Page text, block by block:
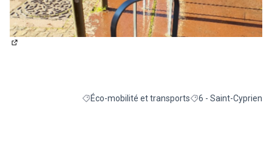
Filtrer les résultats de la catégorie : Éco-mobilité
Éco-mobilité et transportsFiltrer les résultats
6 - Saint-Cyprien